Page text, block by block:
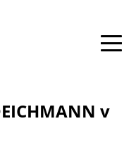
toggle
v